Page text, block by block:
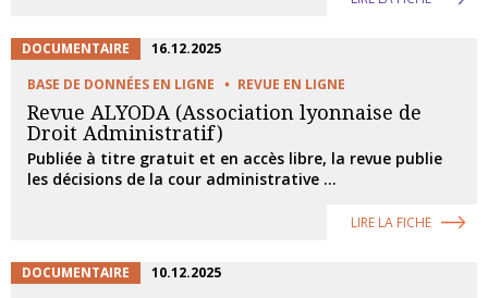
DOCUMENTAIRE
16.12.2025
BASE DE DONNÉES EN LIGNE
REVUE EN LIGNE
Revue ALYODA (Association lyonnaise de
Droit Administratif)
Publiée à titre gratuit et en accès libre, la revue publie
les décisions de la cour administrative ...
LIRE LA FICHE
DOCUMENTAIRE
10.12.2025